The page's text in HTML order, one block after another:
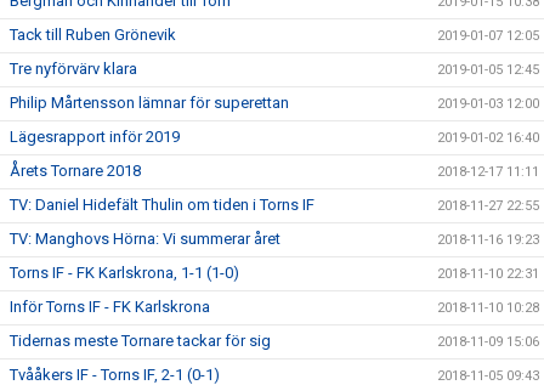
Tack till Ruben Grönevik 2019-01-07 12:05
Tre nyförvärv klara 2019-01-05 12:45
Philip Mårtensson lämnar för superettan 2019-01-03 12:00
Lägesrapport inför 2019 2019-01-02 16:40
Årets Tornare 2018 2018-12-17 11:11
TV: Daniel Hidefält Thulin om tiden i Torns IF 2018-11-27 22:55
TV: Manghovs Hörna: Vi summerar året 2018-11-16 19:23
Torns IF - FK Karlskrona, 1-1 (1-0) 2018-11-10 22:31
Inför Torns IF - FK Karlskrona 2018-11-10 10:28
Tidernas meste Tornare tackar för sig 2018-11-09 15:06
Tvååkers IF - Torns IF, 2-1 (0-1) 2018-11-05 09:43